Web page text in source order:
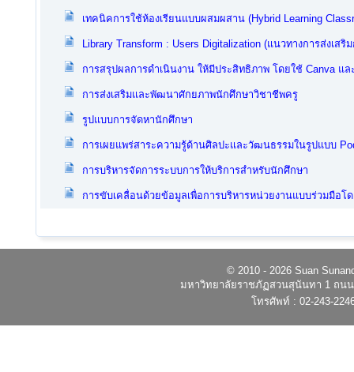
เทคนิคการใช้ห้องเรียนแบบผสมผสาน (Hybrid Learning
Library Transform : Users Digitalization (แนวทางการส่งเส
การสรุปผลการดำเนินงาน ให้มีประสิทธิภาพ โดยใช้ Canva แล
การส่งเสริมและพัฒนาศักยภาพนักศึกษาวิชาชีพครู
รูปแบบการจัดหานักศึกษา
การเผยแพร่สาระความรู้ด้านศิลปะและวัฒนธรรมในรูปแบบ
การบริหารจัดการระบบการให้บริการสำหรับนักศึกษา
การขับเคลื่อนด้วยข้อมูลเพื่อการบริหารหน่วยงานแบบร่วมมือ
© 2010 - 2026 Suan
มหาวิทยาลัยราชภัฏสวนสุนันทา 1 ถนน
โทรศัพท์ : 02-243-